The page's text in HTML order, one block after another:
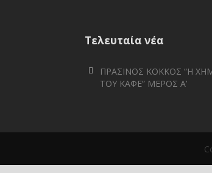
Τελευταία νέα
ΠΡΑΣΙΝΟΣ ΚΟΚΚΟΣ “Η
ΤΟΥ ΚΑΦΕ” ΜΕΡΟΣ Α’